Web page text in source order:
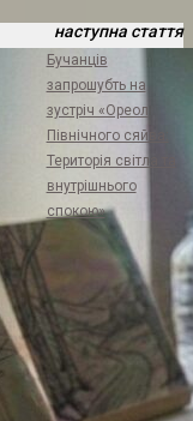
наступна стаття
Бучанців
запрошубть на
зустріч «Ореол
Північного сяйва:
Територія світла та
внутрішнього
спокою»